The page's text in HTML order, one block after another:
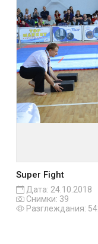
Super Fight
Дата: 24.10.2018
Снимки: 39
Разглеждания: